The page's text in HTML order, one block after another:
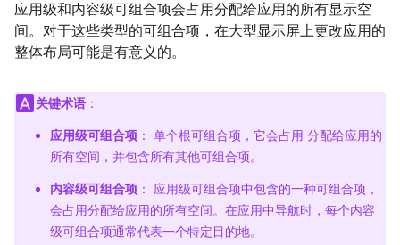
应用级和内容级可组合项会占用分配给应用的所有显示空
间。对于这些类型的可组合项，在大型显示屏上更改应用的
整体布局可能是有意义的。
关键术语 ：
应用级可组合项 ： 单个根可组合项，它会占用 分配给应用的
所有空间，并包含所有其他可组合项。
内容级可组合项 ： 应用级可组合项中包含的一种可组合项，
会占用分配给应用的所有空间。在应用中导航时，每个内容
级可组合项通常代表一个特定目的地。